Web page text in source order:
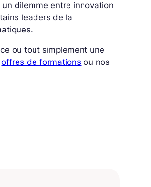
dilemme entre innovation
leaders de la
ou tout simplement une
offres de formations ou nos